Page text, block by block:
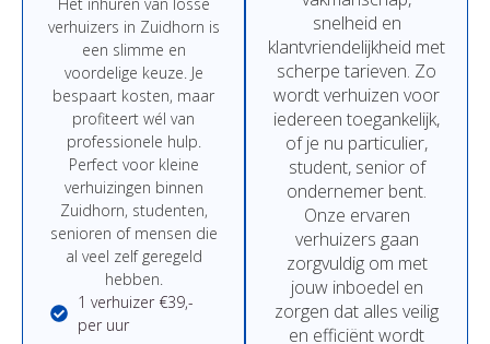
verhuizers in Zuidhorn is
een slimme en
voordelige keuze. Je
bespaart kosten, maar
profiteert wél van
professionele hulp.
Perfect voor kleine
verhuizingen binnen
Zuidhorn, studenten,
senioren of mensen die
al veel zelf geregeld
hebben.
1 verhuizer €39,-
per uur
snelheid en
klantvriendelijkheid met
scherpe tarieven. Zo
wordtverhuizen voor
iedereen toegankelijk,
ofje nu particulier,
student, senior of
ondernemer bent.
Onze ervaren
verhuizers gaan
zorgvuldig om met
jouw inboedel en
zorgen dat alles veilig
en efficiëntwordt